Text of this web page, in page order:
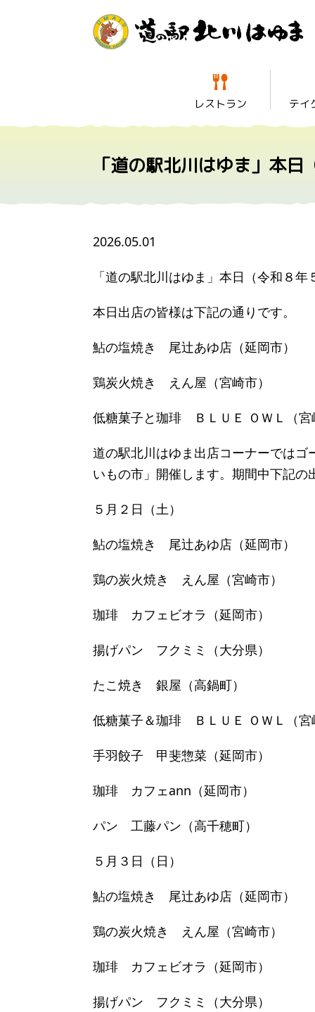
レストラン テイ
「道の駅北川はゆま」本
2026.05.01
「道の駅北川はゆま」本日（令和８
本日出店の皆様は下記の通りです。
鮎の塩焼き 尾辻あゆ店（延岡市）
鶏炭火焼き えん屋（宮崎市）
低糖菓子と珈琲 ＢＬＵＥ ＯＷＬ（宮
道の駅北川はゆま出店コーナーでは
いもの市」開催します。期間中下記の
５月２日（土）
鮎の塩焼き 尾辻あゆ店（延岡市）
鶏の炭火焼き えん屋（宮崎市）
珈琲 カフェビオラ（延岡市）
揚げパン フクミミ（大分県）
たこ焼き 銀屋（高鍋町）
低糖菓子＆珈琲 ＢＬＵＥ ＯＷＬ（宮
手羽餃子 甲斐惣菜（延岡市）
珈琲 カフェann（延岡市）
パン 工藤パン（高千穂町）
５月３日（日）
鮎の塩焼き 尾辻あゆ店（延岡市）
鶏の炭火焼き えん屋（宮崎市）
珈琲 カフェビオラ（延岡市）
揚げパン フクミミ（大分県）